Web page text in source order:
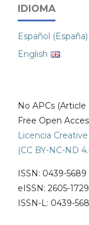
IDIOMA
Español (España)
English
No APCs
Free Open
Licencia
(CC BY-NC-ND
ISSN: 0439-5689
eISSN: 2605-1729
ISSN-L: 0439-